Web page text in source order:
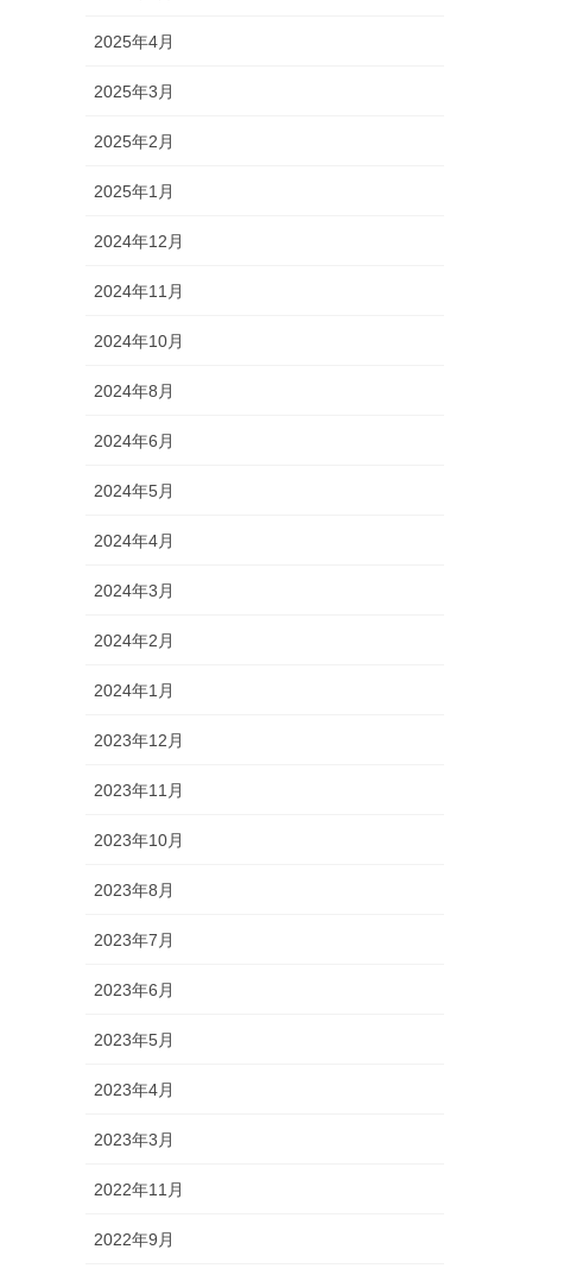
2025年4月
2025年3月
2025年2月
2025年1月
2024年12月
2024年11月
2024年10月
2024年8月
2024年6月
2024年5月
2024年4月
2024年3月
2024年2月
2024年1月
2023年12月
2023年11月
2023年10月
2023年8月
2023年7月
2023年6月
2023年5月
2023年4月
2023年3月
2022年11月
2022年9月